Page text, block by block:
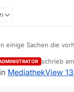
einige Sachen die
Bei der Ansicht
Und meine
die ältere Version
schrieb am
zuletzt
MediathekView